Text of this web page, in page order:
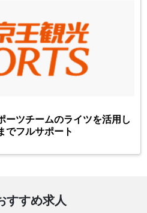
ーツチームのライツを活用し
でフルサポート
すすめ求人